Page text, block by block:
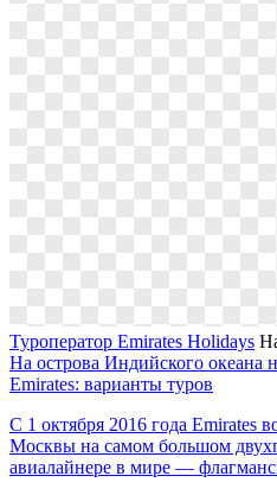
Туроператор Emirates Holidays
На острова Индийского океана
Emirates: варианты туров
С 1 октября 2016 года Emirates
Москвы на самом большом
авиалайнере в мире ―